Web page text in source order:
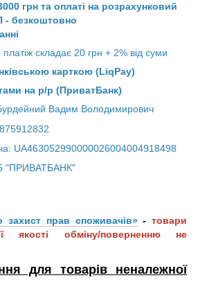
грн та оплаті на розрахунковий
- безкоштовно
складає 20 грн + 2% від суми
карткою (LiqPay)
на р/р (ПриватБанк)
Вадим Володимирович
UA463052990000026004004918498
"ПРИВАТБАНК"
захист прав споживачів» - товари
якості обміну/поверненню не
для товарів неналежної